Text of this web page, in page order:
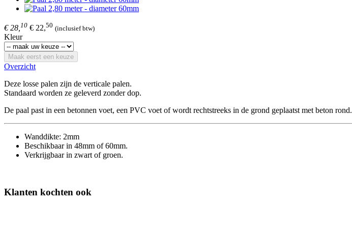
€ 28, 10 € 22,50 (inclusief btw)
Kleur
Maak eerst een keuze
Overzicht
Deze losse palen zijn de verticale palen.
Standaard worden ze geleverd zonder dop.
De paal past in een betonnen voet, een PVC voet of wordt rechtstreeks in de grond geplaatst met beton rond.
Wanddikte: 2mm
Beschikbaar in 48mm of 60mm.
Verkrijgbaar in zwart of groen.
Klanten kochten ook